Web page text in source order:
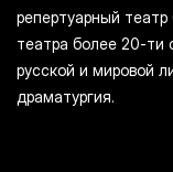
репертуарный
театра более 20-ти
русской и мировой
драматургия.